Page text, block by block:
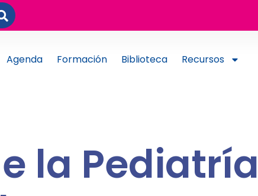
Agenda Formación Biblioteca Recursos
la Pediatría